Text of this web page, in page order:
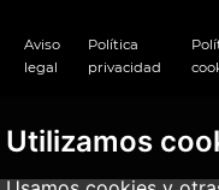
Utilizamos
Aviso
legal
Política
privacidad